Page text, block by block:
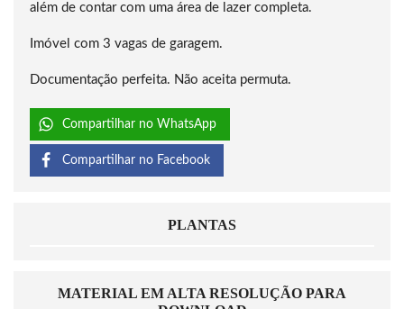
além de contar com uma área de lazer completa.
Imóvel com 3 vagas de garagem.
Documentação perfeita. Não aceita permuta.
Compartilhar no WhatsApp
Compartilhar no Facebook
PLANTAS
MATERIAL EM ALTA RESOLUÇÃO PARA